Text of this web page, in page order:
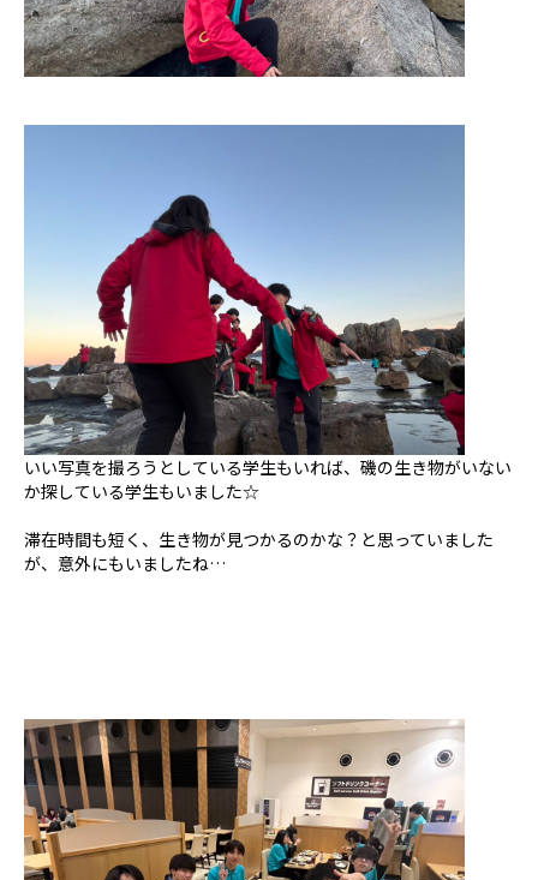
いい写真を撮ろうとしている学生もいれば、磯の生き物がいない
か探している学生もいました☆
滞在時間も短く、生き物が見つかるのかな？と思っていました
が、意外にもいましたね…